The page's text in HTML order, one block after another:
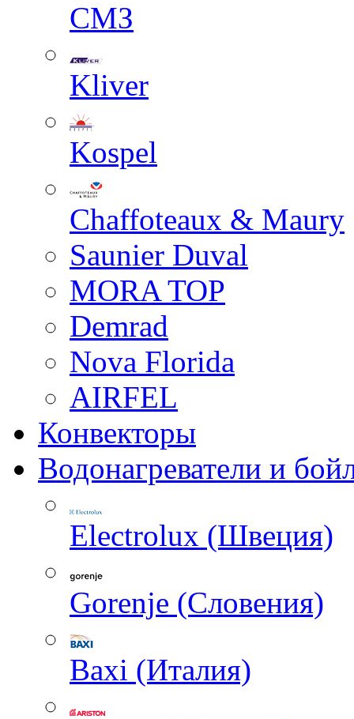
СМЗ
Kliver
Kospel
Chaffoteaux & Maury
Saunier Duval
MORA TOP
Demrad
Nova Florida
AIRFEL
Конвекторы
Водонагреватели и
Electrolux (Швеция)
Gorenje (Словения)
Baxi (Италия)